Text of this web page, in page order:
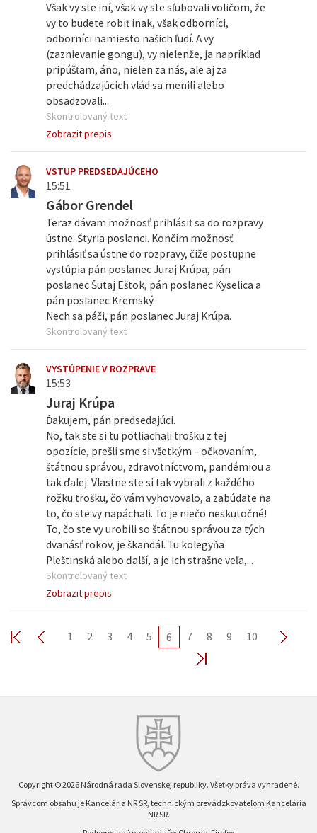
Však vy ste iní, však vy ste sľubovali voličom, že
vy to budete robiť inak, však odborníci,
odborníci namiesto našich ľudí. A vy
(zaznievanie gongu), vy nielenže, ja napríklad
pripúšťam, áno, nielen za nás, ale aj za
predchádzajúcich vlád sa menili alebo
obsadzovali...
Skontrolovaný text
Zobrazit prepis
VSTUP PREDSEDAJÚCEHO
15:51
Gábor Grendel
Teraz dávam možnosť prihlásiť sa do rozpravy
ústne. Štyria poslanci. Končím možnosť
prihlásiť sa ústne do rozpravy, čiže postupne
vystúpia pán poslanec Juraj Krúpa, pán
poslanec Šutaj Eštok, pán poslanec Kyselica a
pán poslanec Kremský.
Nech sa páči, pán poslanec Juraj Krúpa.
Skontrolovaný text
VYSTÚPENIE V ROZPRAVE
15:53
Juraj Krúpa
Ďakujem, pán predsedajúci.
No, tak ste si tu potliachali trošku z tej
opozície, prešli sme si všetkým – očkovaním,
štátnou správou, zdravotníctvom, pandémiou a
tak ďalej. Vlastne ste si tak vybrali z každého
rožku trošku, čo vám vyhovovalo, a zabúdate na
to, čo ste vy napáchali. To je niečo neskutočné!
To, čo ste vy urobili so štátnou správou za tých
dvanásť rokov, je škandál. Tu kolegyňa
Pleštinská alebo ďalší, a je ich strašne veľa,...
Skontrolovaný text
Zobrazit prepis
1 2 3 4 5 6 7 8 9 10
Copyright © 2026 Národná rada Slovenskej republiky. Všetky práva vyhradené.
Správcom obsahu je Kancelária NR SR, technickým prevádzkovateľom Kancelária
NR SR.